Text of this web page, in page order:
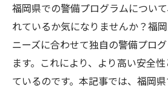
福岡県での警備プログラムについ
れているか気になりませんか？福
ニーズに合わせて独自の警備プロ
ます。これにより、より高い安全
ているのです。本記事では、福岡